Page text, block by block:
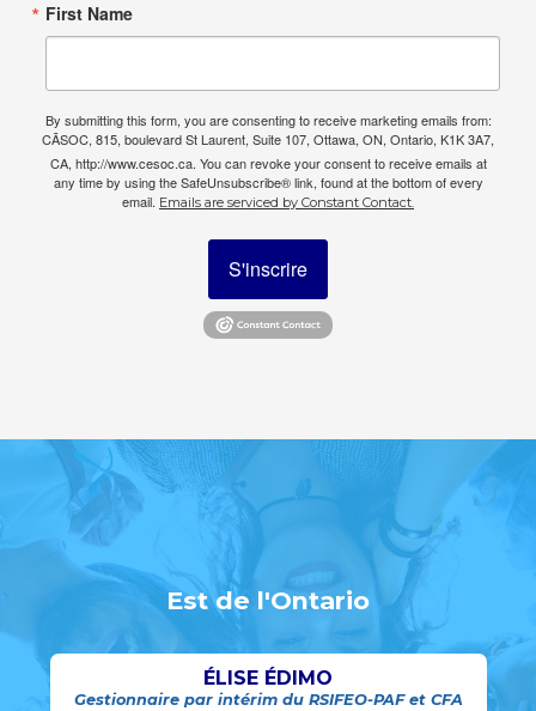
First Name
By submitting this form, you are consenting to receive marketing emails from:
CÃSOC, 815, boulevard St Laurent, Suite 107, Ottawa, ON, Ontario, K1K 3A7,
CA, http://www.cesoc.ca. You can revoke your consent to receive emails at
any time by using the SafeUnsubscribe® link, found at the bottom of every
email. Emails are serviced by Constant Contact.
S'inscrire
Est de l'Ontario
ÉLISE ÉDIMO
Gestionnaire par intérim du RSIFEO-PAF et CFA